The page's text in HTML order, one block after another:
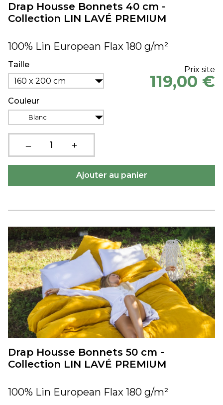
Drap Housse Bonnets 40 cm -
Collection LIN LAVÉ PREMIUM
100% Lin European Flax 180 g/m²
Taille
160 x 200 cm
Couleur
Blanc
Prix site
119,00 €
Drap Housse Bonnets 50 cm -
Collection LIN LAVÉ PREMIUM
100% Lin European Flax 180 g/m²